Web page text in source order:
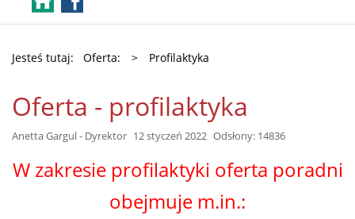
Jesteś tutaj: Oferta: > Profilaktyka
Oferta - profilaktyka
Anetta Gargul - Dyrektor 12 styczeń 2022 Odsłony: 14836
W zakresie profilaktyki oferta poradni
obejmuje m.in.: